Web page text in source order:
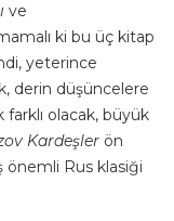
ve
ki bu üç kitap
yeterince
derin düşüncelere
olacak, büyük
Kardeşlerön
önemli Rus klasiği